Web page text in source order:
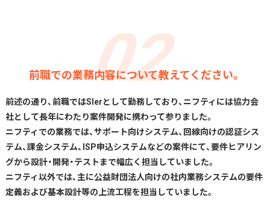
前職での業務内容について教えてください。
前述の通り、前職ではSIerとして勤務しており、ニフティには協力会
社として長年にわたり案件開発に携わって参りました。
ニフティでの業務では、サポート向けシステム、回線向けの認証シス
テム、課金システム、ISP申込システムなどの案件にて、要件ヒアリン
グから設計・開発・テストまで幅広く担当していました。
ニフティ以外では、主に公益財団法人向けの社内業務システムの要件
定義および基本設計等の上流工程を担当していました。